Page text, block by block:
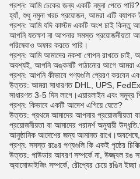
প্রশ্ন: আমি চেকের জন্য একটি নমুনা পেতে পারি?
হ্যাঁ, শুধু নমুনা খরচ প্রয়োজন, আমরা এটি ব্যাপক
প্রশ্ন: আমি যদি কাস্টম একটি অংশ চাই কিন্তু
আপনি যতক্ষণ না আপনার সমস্ত প্রয়োজনীয়তা
পরিষেবাও অফার করতে পারি।
প্রশ্ন: আমি আমাদের নকশা গোপন রাখতে চাই,
অবশ্যই, আপনি অঙ্কনটি পাঠানোর আগে আমরা
প্রশ্ন: আপনি কীভাবে পণ্যগুলি প্রেরণ করবেন
উত্তর: আমরা সাধারণত DHL, UPS, FedEx
সাধারণত 3-5 দিন লাগে।এয়ারলাইন এবং সমুদ্র
প্রশ্ন: কিভাবে একটি আদেশ এগিয়ে যেতে?
উত্তর: প্রথমে আমাদের আপনার প্রয়োজনীয়তা
প্রয়োজনীয়তা বা আমাদের পরামর্শ অনুযায়ী
আনুষ্ঠানিক আদেশের জন্য আমানত রাখে।অবশেষে,
প্রশ্ন: সমস্ত রঙের পণ্যগুলি কি একই পৃষ্ঠের
উত্তর: পাউডার আবরণ সম্পর্কে না, উজ্জ্বল রঙ
অ্যানোডাইজিং সম্পর্কে, রৌপ্যের চেয়ে রঙিন